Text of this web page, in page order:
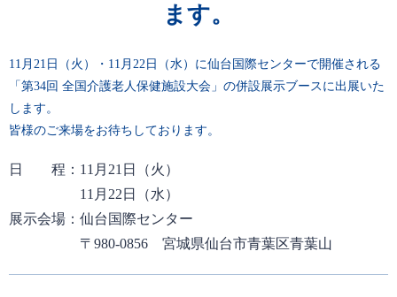
ます。
11月21日（火）・11月22日（水）に仙台国際センターで開催される
「第34回 全国介護老人保健施設大会」の併設展示ブースに出展いた
します。
皆様のご来場をお待ちしております。
日 程： 11月21日（火）
11月22日（水）
展示会場： 仙台国際センター
〒980-0856 宮城県仙台市青葉区青葉山